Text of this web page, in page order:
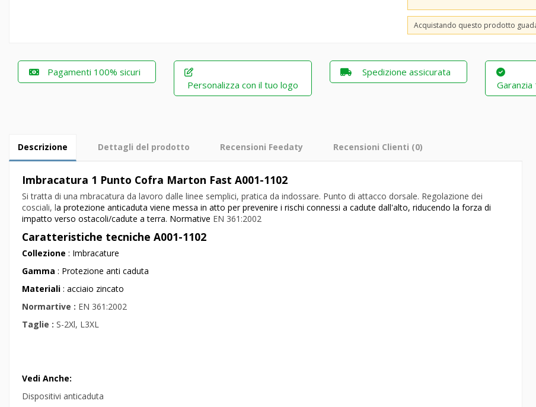
Acquistando questo prodotto
Pagamenti 100% sicuri
Personalizza con il tuo logo
Spedizione assicurata
Descrizione Dettagli del prodotto Recensioni Feedaty Recensioni Clienti (0)
Imbracatura 1 Punto Cofra Marton Fast A001-1102
Si tratta di una mbracatura da lavoro dalle linee semplici, pratica da indossare. Punto di attacco dorsale. Regolazione dei
cosciali, la protezione anticaduta viene messa in atto per prevenire i rischi connessi a cadute dall'alto, riducendo la forza di
impatto verso ostacoli/cadute a terra. Normative EN 361:2002
Caratteristiche tecniche A001-1102
Collezione : Imbracature
Gamma : Protezione anti caduta
Materiali : acciaio zincato
Normartive : EN 361:2002
Taglie : S-2Xl, L3XL
Vedi Anche:
Dispositivi anticaduta